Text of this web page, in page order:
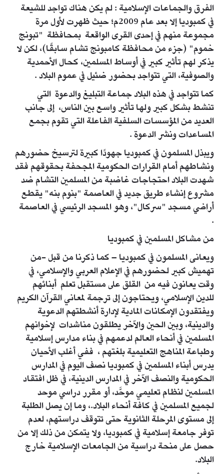
الفرق والجماعات الإسلامية : لم يكن هناك تواجد للشيعة
في كمبوديا إلا بعد عام 2009م؛ حيث ظهرت لأول مرة
مجموعة منهم في إحدى القرى الواقعة بمحافظة "تبونج
خموم" (جزء من محافظة كامبونج تشام سابقًا)، لكن لا
يذكر لهم تأثير كبير في أوساط المسلمين، كحال الأحمدية
والصوفية، التي تتواجد بحضور ضئيل في عموم البلاد .
كما تتواجد في هذه البلاد جماعة التبليغ والدعوة التي
تنشط بشكل كبير ولها تأثير واسع بين الناس، إلى جانب
العديد من المؤسسات السلفية الفاعلة التي تقوم بجمع
المساعدات ونشر الدعوة .
ويبذل المسلمون في كمبوديا جهودًا كبيرة لترسيخ حضورهم
ونشاطهم أمام القرارات الحكومية المجحفة بحقوقهم فقد
شهدت البلاد احتجاجات غاضبة من المسلمين التشام ضد
مشروع إنشاء طريق جديد في العاصمة "بنوم بنه" يقطع
أراضي مسجد "سركال"، وهو المسجد الرئيسي في العاصمة
.
من مشاكل المسلمين في كمبوديا
ويعانى المسلمون في كمبوديا – كما ذكرنا من قبل -من
تهميش كبير لحضورهم في الإعلام العربي والإسلامي، في
وقت يعانون فيه من القلق على مستقبل تعلم أبنائهم
للدين الإسلامي، ويحتاجون إلى ترجمة لمعاني القرآن الكريم
ويفتقدون الإمكانات المادية لإدارة أنشطتهم الدعوية
والدينية، وبين الحين والآخر يطلقون مناشدات لإخوانهم
المسلمين في أنحاء العالم لدعمهم في بناء مدارس إسلامية
وطباعة المناهج التعليمية بلغتهم ، ففي أغلب الأحيان
يدرس أبناء المسلمين في كمبوديا نصف اليوم في المدارس
الحكومية والنصف الآخر في المدارس الدينية، في ظل افتقاد
المسلمين لنظام تعليمي موحَّد، أو مقرر دراسي موحد
لجميع المسلمين في كافة أنحاء البلاد.، وما إن يصل الطلبة
إلى مستوى المرحلة الثانوية حتى تتوقف دراستهم، لعدم
توفر جامعة إسلامية في كمبوديا، ولا يتمكن من ذلك إلا من
حصل على منحة دراسية من الجامعات الإسلامية خارج
البلاد.